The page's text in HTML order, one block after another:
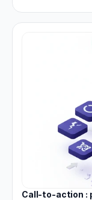
Call-to-action :